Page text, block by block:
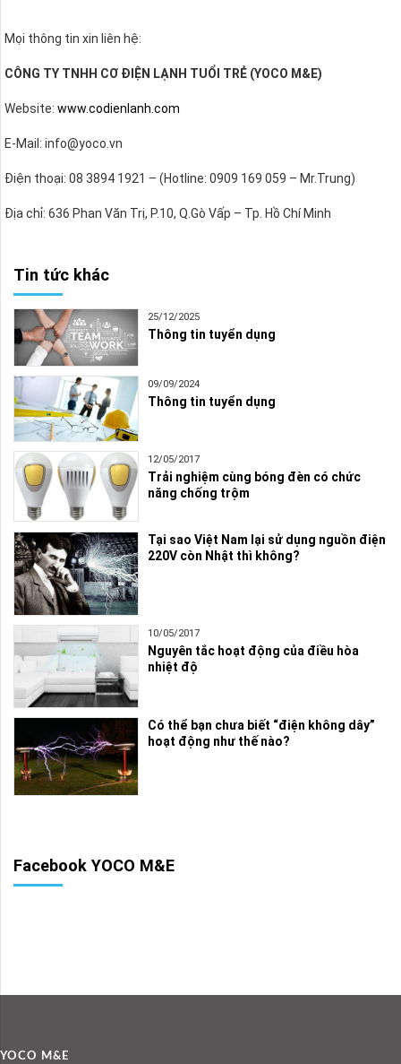
Mọi thông tin xin liên hệ:
CÔNG TY TNHH CƠ ĐIỆN LẠNH TUỔI TRẺ (YOCO M&E)
Website: www.codienlanh.com
E-Mail: info@yoco.vn
Điện thoại: 08 3894 1921 – (Hotline: 0909 169 059 – Mr.Trung)
Địa chỉ: 636 Phan Văn Trị, P.10, Q.Gò Vấp – Tp. Hồ Chí Minh
Tin tức khác
25/12/2025
Thông tin tuyển dụng
09/09/2024
Thông tin tuyển dụng
12/05/2017
Trải nghiệm cùng bóng đèn có chức
năng chống trộm
Tại sao Việt Nam lại sử dụng nguồn điện
220V còn Nhật thì không?
10/05/2017
Nguyên tắc hoạt động của điều hòa
nhiệt độ
Có thể bạn chưa biết “điện không dây”
hoạt động như thế nào?
Facebook YOCO M&E
YOCO M&E